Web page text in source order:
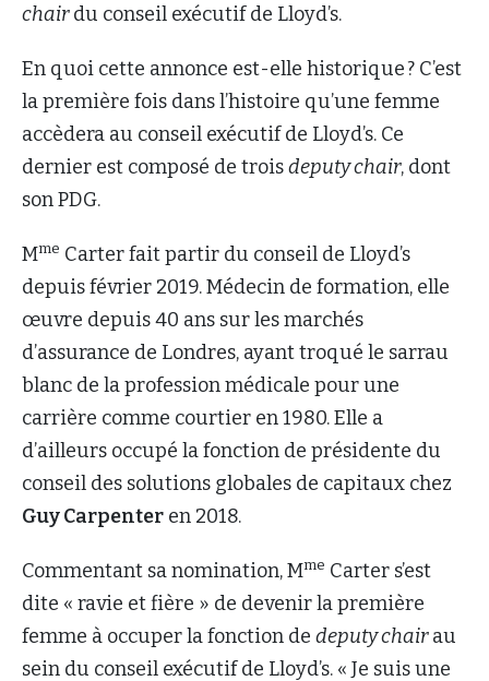
chairdu conseil exécutif de Lloyd’s.
En quoi cette annonce est-elle historique ? C’est
la première fois dans l’histoire qu’une femme
accèdera au conseil exécutif de Lloyd’s. Ce
dernier est composé de troisdeputy chair, dont
son PDG.
Mme Carter fait partir du conseil de Lloyd’s
depuis février 2019. Médecin de formation, elle
œuvre depuis 40 ans sur les marchés
d’assurance de Londres, ayant troqué le sarrau
blanc de la profession médicale pour une
carrière comme courtier en 1980. Elle a
d’ailleurs occupé la fonction de présidente du
conseil des solutions globales de capitaux chez
Guy Carpenter en 2018.
Commentant sa nomination, Mme Carter s’est
dite « ravie et fière » de devenir la première
femme à occuper la fonction de deputy chairau
sein du conseil exécutif de Lloyd’s. « Je suis une